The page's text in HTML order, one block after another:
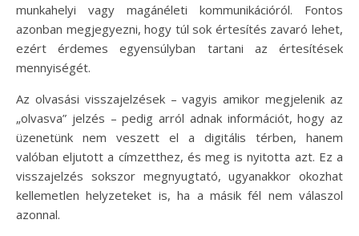
munkahelyi vagy magánéleti kommunikációról. Fontos
azonban megjegyezni, hogy túl sok értesítés zavaró lehet,
ezért érdemes egyensúlyban tartani az értesítések
mennyiségét.
Az olvasási visszajelzések – vagyis amikor megjelenik az
„olvasva” jelzés – pedig arról adnak információt, hogy az
üzenetünk nem veszett el a digitális térben, hanem
valóban eljutott a címzetthez, és meg is nyitotta azt. Ez a
visszajelzés sokszor megnyugtató, ugyanakkor okozhat
kellemetlen helyzeteket is, ha a másik fél nem válaszol
azonnal.